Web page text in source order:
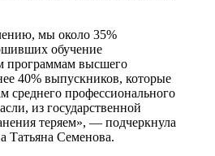
мы около 35%
обучение
программам высшего
40% выпускников, которые
среднего профессионального
из государственной
теряем», — подчеркнула
Татьяна Семенова.